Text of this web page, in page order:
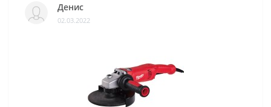
Денис
02.03.2022